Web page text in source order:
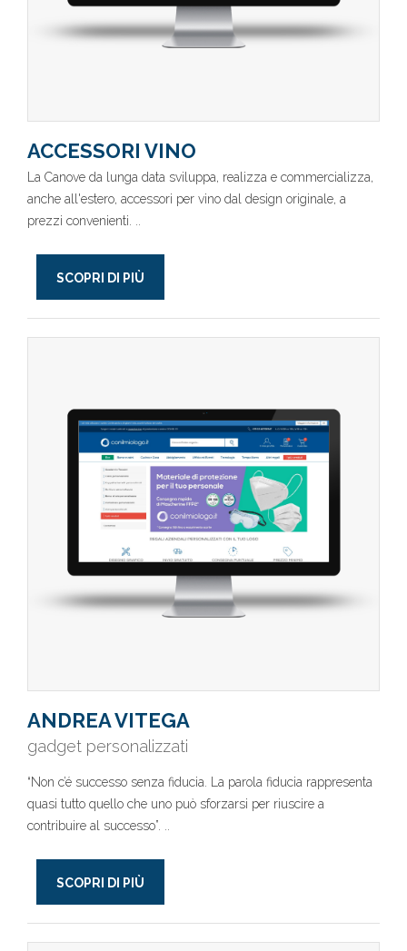
ACCESSORI VINO
La Canove da lunga data sviluppa, realizza e commercializza,
anche all'estero, accessori per vino dal design originale, a
prezzi convenienti. ..
SCOPRI DI PIÙ
ANDREA VITEGA
gadget personalizzati
“Non c’é successo senza fiducia. La parola fiducia rappresenta
quasi tutto quello che uno può sforzarsi per riuscire a
contribuire al successo”. ..
SCOPRI DI PIÙ